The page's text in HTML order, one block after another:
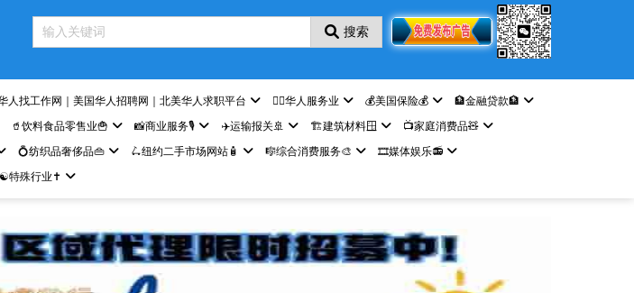
搜索
找工作网｜美国华人招聘网｜北美华人求职平台 🤵‍♀️华人服务业 💰美国保险💰
🏦金融贷款🏦
🥤饮料食品零售业🍟 📸商业服务🎙️ ✈️运输报关🚢 🏗️建筑材料🪟
📺家庭消费品🧸
💍纺织品奢侈品👜 🛴纽约二手市场网站🧴 🎼综合消费服务🎨
🎞️媒体娱乐📻
☯️特殊行业✝️